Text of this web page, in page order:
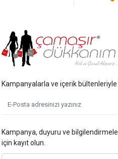
Kampanyalarla ve içerik
Kampanya, duyuru ve
için kayıt olun.